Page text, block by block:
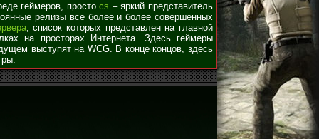
геймеров, простоcs – яркий представитель
релизы все более и более совершенных
, список которых представлен на главной
на просторах Интернета. Здесь геймеры
выступят на WCG. В конце концов, здесь